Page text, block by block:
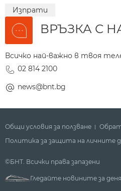
Изпрати
ВРЪЗКА С
Всичко най-важно в твоя
02 814 2100
news@bnt.bg
Общи условия за ползване
Политика за защита на личните
©БНТ. Всички права запазени
Гледайте новините за